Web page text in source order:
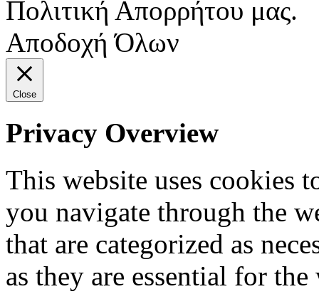
Πολιτική Απορρήτου μας.
Αποδοχή Όλων
Close
Privacy Overview
This website uses cookies
you navigate through the
that are categorized as
as they are essential for